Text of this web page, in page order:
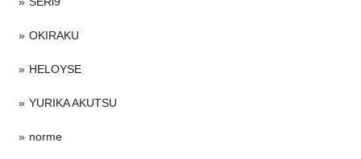
OKIRAKU
HELOYSE
YURIKA AKUTSU
norme